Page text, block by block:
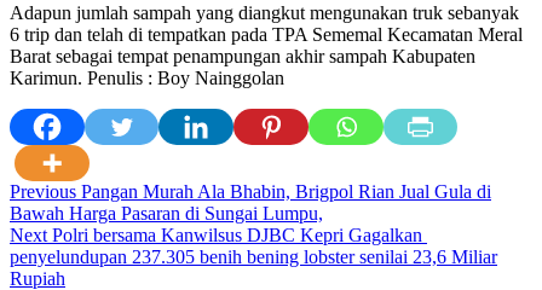
Adapun jumlah sampah yang diangkut mengunakan truk sebanyak
6 trip dan telah di tempatkan pada TPA Sememal Kecamatan Meral
Barat sebagai tempat penampungan akhir sampah Kabupaten
Karimun. Penulis : Boy Nainggolan
Post
navigation
Previous Pangan Murah Ala Bhabin, Brigpol Rian Jual Gula di
Bawah Harga Pasaran di Sungai Lumpu,
Next Polri bersama Kanwilsus DJBC Kepri Gagalkan
penyelundupan 237.305 benih bening lobster senilai 23,6 Miliar
Rupiah